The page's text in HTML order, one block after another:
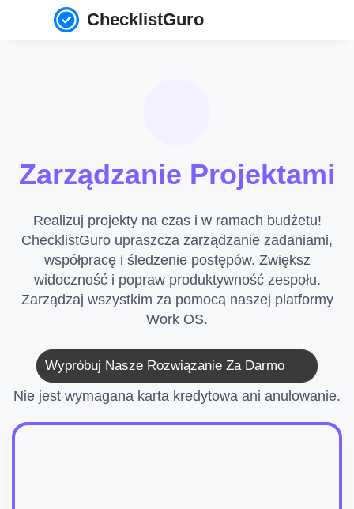
ChecklistGuro
Zarządzanie Projektami
Realizuj projekty na czas i w ramach budżetu!
ChecklistGuro upraszcza zarządzanie zadaniami,
współpracę i śledzenie postępów. Zwiększ
widoczność i popraw produktywność zespołu.
Zarządzaj wszystkim za pomocą naszej platformy
Work OS.
Wypróbuj Nasze Rozwiązanie Za Darmo
Nie jest wymagana karta kredytowa ani anulowanie.